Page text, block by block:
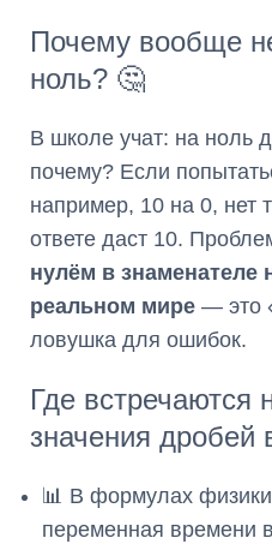
Почему вообще
ноль? 🤔
В школе учат: на ноль
почему? Если
например, 10 на 0, нет
ответе даст 10.
нулём в знаменателе
реальном мире — это
ловушка для ошибок.
Где встречаются
значения дробей
📊 В формулах
переменная времени